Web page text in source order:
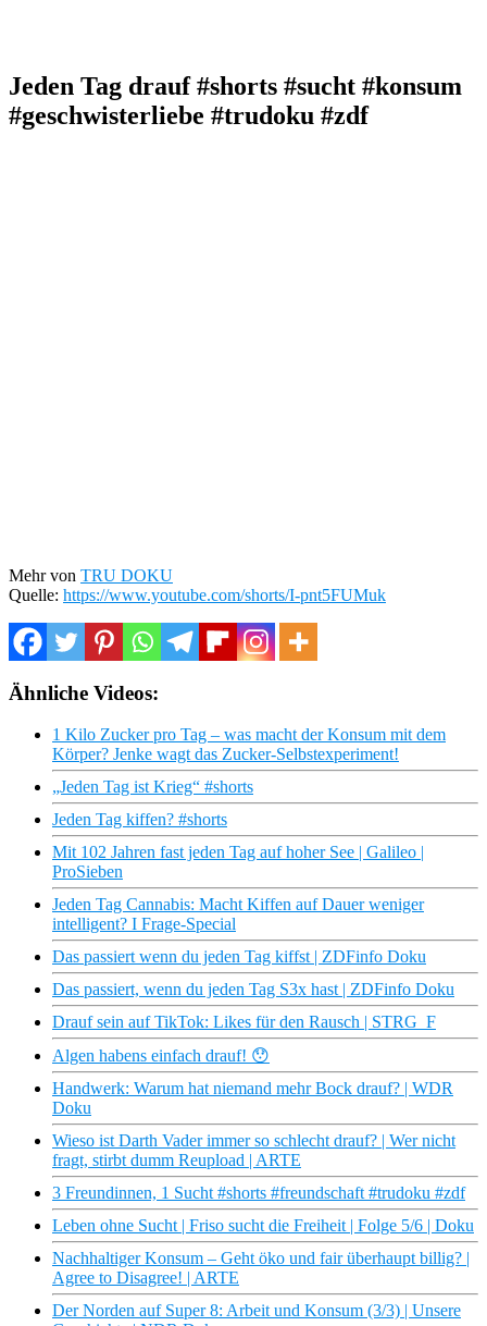
Jeden Tag drauf #shorts #sucht #konsum
#geschwisterliebe #trudoku #zdf
Mehr von TRU DOKU
Quelle: https://www.youtube.com/shorts/I-pnt5FUMuk
Ähnliche Videos:
1 Kilo Zucker pro Tag – was macht der Konsum mit dem
Körper? Jenke wagt das Zucker-Selbstexperiment!
„Jeden Tag ist Krieg“ #shorts
Jeden Tag kiffen? #shorts
Mit 102 Jahren fast jeden Tag auf hoher See | Galileo |
ProSieben
Jeden Tag Cannabis: Macht Kiffen auf Dauer weniger
intelligent? I Frage-Special
Das passiert wenn du jeden Tag kiffst | ZDFinfo Doku
Das passiert, wenn du jeden Tag S3x hast | ZDFinfo Doku
Drauf sein auf TikTok: Likes für den Rausch | STRG_F
Algen habens einfach drauf! 😯
Handwerk: Warum hat niemand mehr Bock drauf? | WDR
Doku
Wieso ist Darth Vader immer so schlecht drauf? | Wer nicht
fragt, stirbt dumm Reupload | ARTE
3 Freundinnen, 1 Sucht #shorts #freundschaft #trudoku #zdf
Leben ohne Sucht | Friso sucht die Freiheit | Folge 5/6 | Doku
Nachhaltiger Konsum – Geht öko und fair überhaupt billig? |
Agree to Disagree! | ARTE
Der Norden auf Super 8: Arbeit und Konsum (3/3) | Unsere